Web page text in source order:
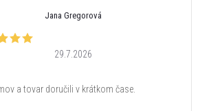
Jana Gregorová
29.7.2026
a tovar doručili v krátkom čase.